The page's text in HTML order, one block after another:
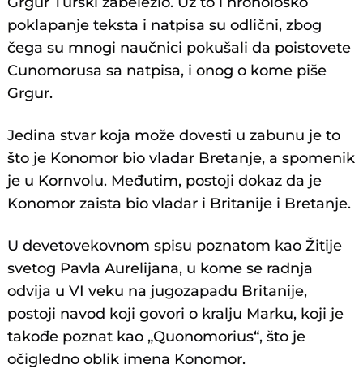
poklapanje teksta i natpisa su odlični, zbog
čega su mnogi naučnici pokušali da poistovete
Cunomorusa sa natpisa, i onog o kome piše
Grgur.
Jedina stvar koja može dovesti u zabunu je to
što je Konomor bio vladar Bretanje, a spomenik
je u Kornvolu. Međutim, postoji dokaz da je
Konomor zaista bio vladar i Britanije i Bretanje.
U devetovekovnom spisu poznatom kao Žitije
svetog Pavla Aurelijana, u kome se radnja
odvija u VI veku na jugozapadu Britanije,
postoji navod koji govori o kralju Marku, koji je
takođe poznat kao „Quonomorius“, što je
očigledno oblik imena Konomor.